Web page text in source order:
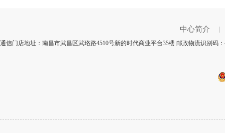
中心简介
通信门店地址：南昌市武昌区武珞路4510号新的时代商业平台35楼 邮政物流识别码